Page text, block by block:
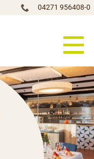
04271 956408-0